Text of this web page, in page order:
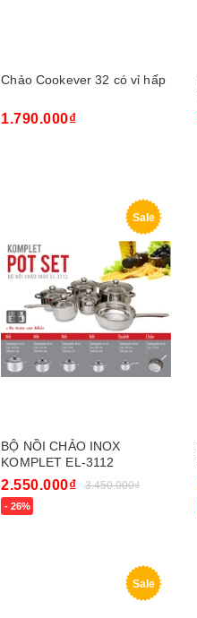
Chảo Cookever 32 có vỉ hấp
1.790.000₫
Sale
BỘ NỒI CHẢO INOX
KOMPLET EL-3112
2.550.000₫ 3.450.000₫
- 26%
Sale